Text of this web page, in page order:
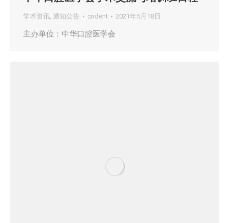
学术资讯, 通知公告 cndent 2021年5月18日
主办单位：中华口腔医学会